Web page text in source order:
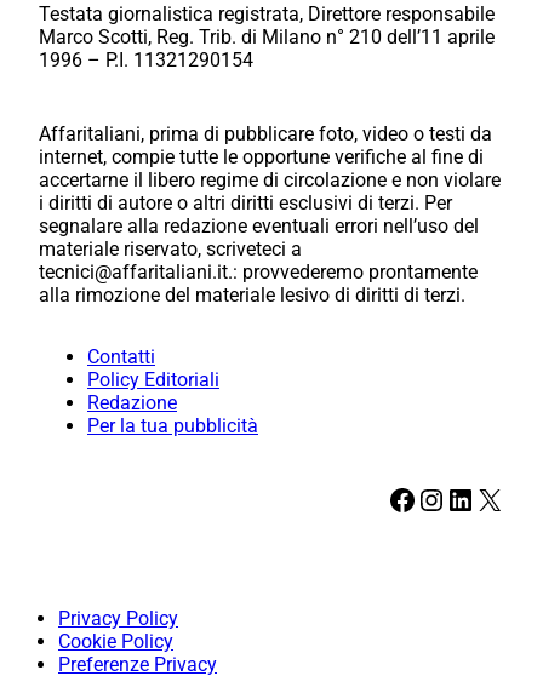
Testata giornalistica registrata, Direttore responsabile
Marco Scotti, Reg. Trib. di Milano n° 210 dell’11 aprile
1996 – P.I. 11321290154
Affaritaliani, prima di pubblicare foto, video o testi da
internet, compie tutte le opportune verifiche al fine di
accertarne il libero regime di circolazione e non violare
i diritti di autore o altri diritti esclusivi di terzi. Per
segnalare alla redazione eventuali errori nell’uso del
materiale riservato, scriveteci a
tecnici@affaritaliani.it.: provvederemo prontamente
alla rimozione del materiale lesivo di diritti di terzi.
Contatti
Policy Editoriali
Redazione
Per la tua pubblicità
Facebook Instagram LinkedIn X
Privacy Policy
Cookie Policy
Preferenze Privacy